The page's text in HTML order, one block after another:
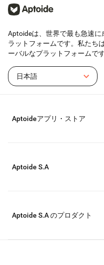
Aptoideは、世界で最も急速
ラットフォームです。私たち
ーバルなプラットフォームです
日本語
Aptoideアプリ・ストア
Aptoide S.A
Aptoide S.A のプロダクト